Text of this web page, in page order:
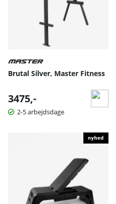
Brutal Silver, Master Fitness
3475,-
2-5 arbejdsdage